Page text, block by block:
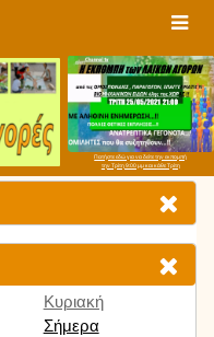
Πατήστε εδώ για να δείτε την εκπομπή
την Τρίτη 9:00 μμ και κάθε Τρίτη
Κυριακή
Σήμερα